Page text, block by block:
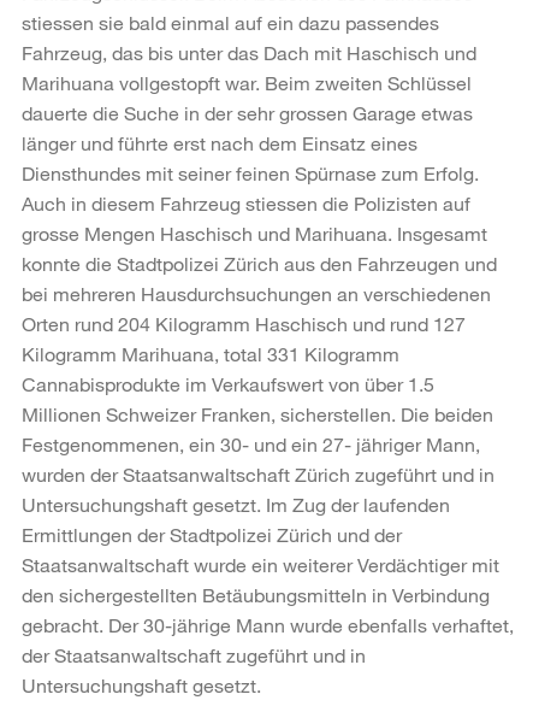
stiessen sie bald einmal auf ein dazu passendes
Fahrzeug, das bis unter das Dach mit Haschisch und
Marihuana vollgestopft war. Beim zweiten Schlüssel
dauerte die Suche in der sehr grossen Garage etwas
länger und führte erst nach dem Einsatz eines
Diensthundes mit seiner feinen Spürnase zum Erfolg.
Auch in diesem Fahrzeug stiessen die Polizisten auf
grosse Mengen Haschisch und Marihuana. Insgesamt
konnte die Stadtpolizei Zürich aus den Fahrzeugen und
bei mehreren Hausdurchsuchungen an verschiedenen
Orten rund 204 Kilogramm Haschisch und rund 127
Kilogramm Marihuana, total 331 Kilogramm
Cannabisprodukte im Verkaufswert von über 1.5
Millionen Schweizer Franken, sicherstellen. Die beiden
Festgenommenen, ein 30- und ein 27- jähriger Mann,
wurden der Staatsanwaltschaft Zürich zugeführt und in
Untersuchungshaft gesetzt. Im Zug der laufenden
Ermittlungen der Stadtpolizei Zürich und der
Staatsanwaltschaft wurde ein weiterer Verdächtiger mit
den sichergestellten Betäubungsmitteln in Verbindung
gebracht. Der 30-jährige Mann wurde ebenfalls verhaftet,
der Staatsanwaltschaft zugeführt und in
Untersuchungshaft gesetzt.